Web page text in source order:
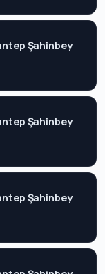
Şahinbey
Şahinbey
Şahinbey